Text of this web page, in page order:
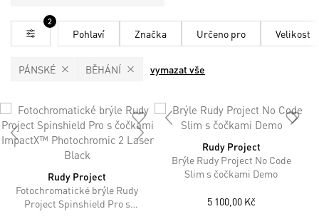
2
Pohlaví Značka Určeno pro Velikost
PÁNSKÉ BĚHÁNÍ vymazat vše
Rudy Project
Fotochromatické brýle Rudy
Project Spinshield Pro s
Rudy Project
Brýle Rudy Project No Code
Slim s čočkami Demo
5 100,00 Kč